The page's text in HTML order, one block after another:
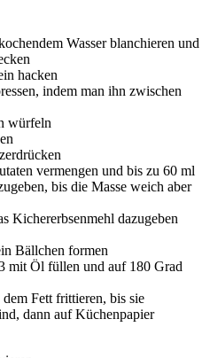
Wasser blanchieren und
hacken
indem man ihn zwischen
würfeln
vermengen und bis zu 60 ml
bis die Masse weich aber
Kichererbsenmehl dazugeben
Bällchen formen
mit Öl füllen und auf 180 Grad
Fett frittieren, bis sie
dann auf Küchenpapier